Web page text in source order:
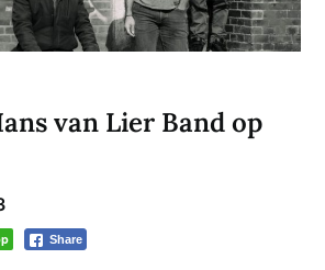
van Lier Band op
Share